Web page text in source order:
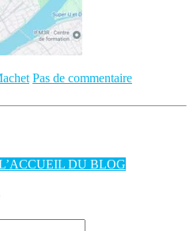
Pas de commentaire
DU BLOG